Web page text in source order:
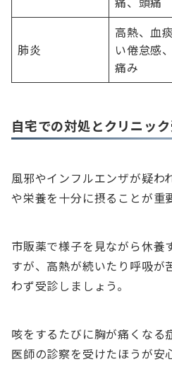
肺炎
高熱、血
い倦怠感
痛み
自宅での対処とクリニッ
風邪やインフルエンザが疑わ
や栄養を十分に摂ることが重
市販薬で様子を見ながら休養
すが、高熱が続いたり呼吸が
わず受診しましょう。
咳をするたびに胸が痛くなる
医師の診察を受けたほうが安